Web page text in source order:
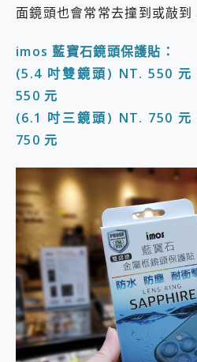
面鏡頭也會常常去撞到或敲
imos 藍寶石鏡頭保護貼：
(5.4 吋雙鏡頭) NT. 550
550 元
(6.1 吋三鏡頭) NT. 750
750 元